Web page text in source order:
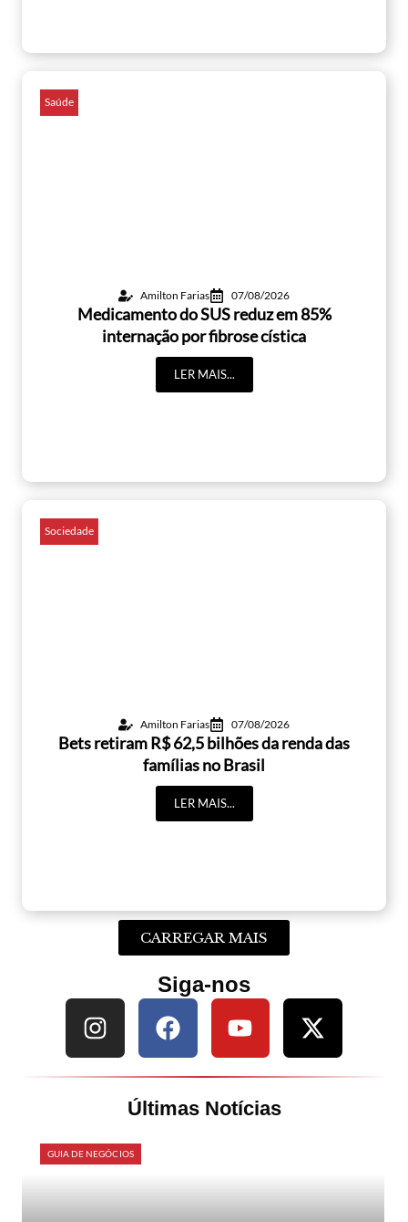
Saúde
Amilton Farias 07/08/2026
Medicamento do SUS reduz em 85%
internação por fibrose cística
LER MAIS...
Sociedade
Amilton Farias 07/08/2026
Bets retiram R$ 62,5 bilhões da renda das
famílias no Brasil
LER MAIS...
CARREGAR MAIS
Siga-nos
Últimas Notícias
GUIA DE NEGÓCIOS